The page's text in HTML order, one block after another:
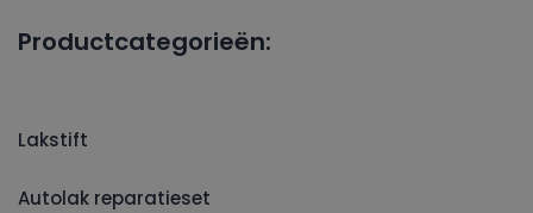
Productcategorieën:
Lakstift
Autolak reparatieset